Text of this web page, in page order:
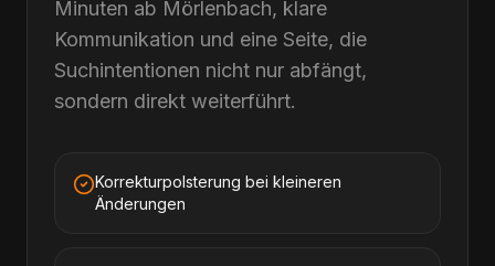
Minuten ab Mörlenbach, klare
Kommunikation und eine Seite, die
Suchintentionen nicht nur abfängt,
sondern direkt weiterführt.
Korrekturpolsterung bei kleineren
Änderungen